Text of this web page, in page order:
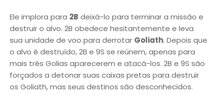
Ele implora para 2B deixá-lo para terminar a missão e
destruir o alvo. 2B obedece hesitantemente e leva
sua unidade de voo para derrotar Goliath. Depois que
o alvo é destruído, 2B e 9S se reúnem, apenas para
mais três Golias aparecerem e atacá-los. 2B e 9S são
forçados a detonar suas caixas pretas para destruir
os Goliath, mas seus destinos são desconhecidos.